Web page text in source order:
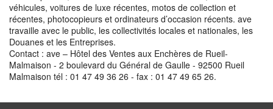
véhicules, voitures de luxe récentes, motos de collection et
récentes, photocopieurs et ordinateurs d’occasion récents. ave
travaille avec le public, les collectivités locales et nationales, les
Douanes et les Entreprises.
Contact : ave – Hôtel des Ventes aux Enchères de Rueil-
Malmaison - 2 boulevard du Général de Gaulle - 92500 Rueil
Malmaison tél : 01 47 49 36 26 - fax : 01 47 49 65 26.